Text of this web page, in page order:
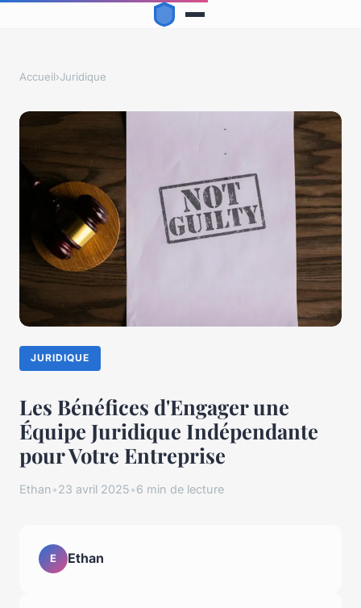
Accueil›Juridique
JURIDIQUE
Les Bénéfices d'Engager une
Équipe Juridique Indépendante
pour Votre Entreprise
Ethan•23 avril 2025•6 min de lecture
E Ethan